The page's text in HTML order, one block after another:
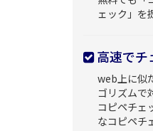
ェック」を
高速でチ
web上に似
ゴリズムで
コピペチェ
なコピペチ